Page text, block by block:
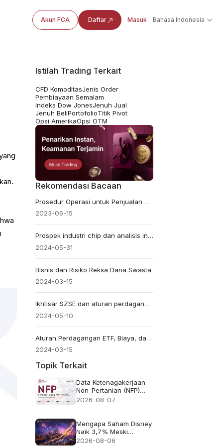
Akun FCA Daftar Masuk Bahasa Indonesia
Istilah Trading Terkait
CFD KomoditasJenis Order
Pembiayaan Semalam
Indeks Dow JonesJenuh Jual
Jenuh BeliPortofolioTitik Pivot
Opsi AmerikaOpsi OTM
Rekomendasi Bacaan
Prosedur Operasi untuk Penjualan Pertukaran Luar Negeri
2023-06-15
Prospek industri chip dan analisis investasi
2024-05-31
Bisnis dan Risiko Reksa Dana Swasta
2024-03-15
Ikhtisar SZSE dan aturan perdagangan
2024-05-10
Aturan Perdagangan ETF, Biaya, dan Panduan Pembelian
2024-03-15
Topik Terkait
Data Ketenagakerjaan
Non-Pertanian (NFP)
untuk Juli 2026 -
2026-08-07
Mengapa Saham Disney
Naik 3,7% Meski
Pendapatan Meleset
2026-08-06